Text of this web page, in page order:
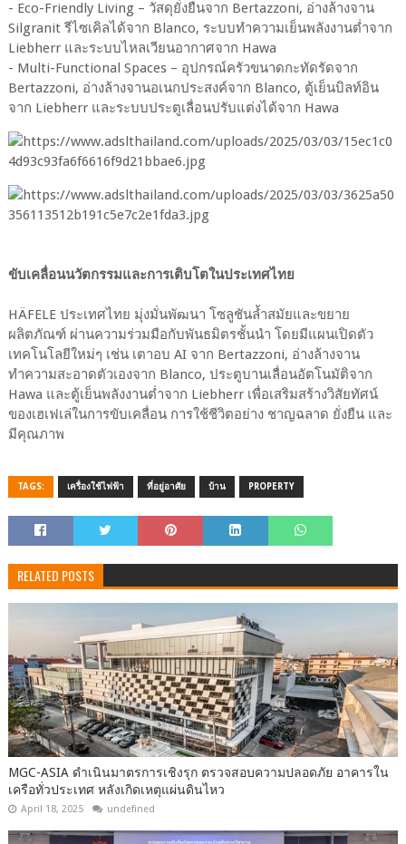
- Eco-Friendly Living – วัสดุยั่งยืนจาก Bertazzoni, อ่างล้างจาน
Silgranit รีไซเคิลได้จาก Blanco, ระบบทำความเย็นพลังงานต่ำจาก
Liebherr และระบบไหลเวียนอากาศจาก Hawa
- Multi-Functional Spaces – อุปกรณ์ครัวขนาดกะทัดรัดจาก
Bertazzoni, อ่างล้างจานอเนกประสงค์จาก Blanco, ตู้เย็นบิลท์อิน
จาก Liebherr และระบบประตูเลื่อนปรับแต่งได้จาก Hawa
ขับเคลื่อนนวัตกรรมและการเติบโตในประเทศไทย
HÄFELE ประเทศไทย มุ่งมั่นพัฒนา โซลูชันล้ำสมัยและขยาย
ผลิตภัณฑ์ ผ่านความร่วมมือกับพันธมิตรชั้นนำ โดยมีแผนเปิดตัว
เทคโนโลยีใหม่ๆ เช่น เตาอบ AI จาก Bertazzoni, อ่างล้างจาน
ทำความสะอาดตัวเองจาก Blanco, ประตูบานเลื่อนอัตโนมัติจาก
Hawa และตู้เย็นพลังงานต่ำจาก Liebherr เพื่อเสริมสร้างวิสัยทัศน์
ของเฮเฟเล่ในการขับเคลื่อน การใช้ชีวิตอย่าง ชาญฉลาด ยั่งยืน และ
มีคุณภาพ
TAGS: เครื่องใช้ไฟฟ้า ที่อยู่อาศัย บ้าน PROPERTY
RELATED POSTS
MGC-ASIA ดำเนินมาตรการเชิงรุก ตรวจสอบความปลอดภัย อาคารใน
เครือทั่วประเทศ หลังเกิดเหตุแผ่นดินไหว
April 18, 2025 undefined